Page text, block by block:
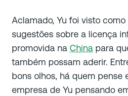
Aclamado, Yu foi visto como
sugestões sobre a licença
promovida na China para
também possam aderir.
bons olhos, há quem pense
empresa de Yu pensando